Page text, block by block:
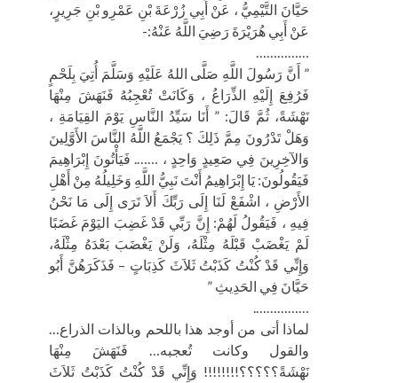
حَيَّانَ التَّيْمِيُّ ، عَنْ أَبِي زُرْعَةَ بْنِ عَمْرِو بْنِ جَرِيرٍ،
عَنْ أَبِي هُرَيْرَةَ رَضِيَ اللَّهُ عَنْهُ:-
……………
” أَنَّ رَسُولَ اللَّهِ صَلَّى اللهُ عَلَيْهِ وَسَلَّمَ أُتِيَ بِلَحْمٍ
فَرُفِعَ إِلَيْهِ الذِّرَاعُ ، وَكَانَتْ تُعْجِبُهُ فَنَهَشَ مِنْهَا
نَهْشَةً، ثُمَّ قَالَ: ” أَنَا سَيِّدُ النَّاسِ يَوْمَ القِيَامَةِ ،
وَهَلْ تَدْرُونَ مِمَّ ذَلِكَ ؟ يَجْمَعُ اللَّهُ النَّاسَ الأَوَّلِينَ
وَالآخِرِينَ فِي صَعِيدٍ وَاحِدٍ ، ……. فَيَأْتُونَ إِبْرَاهِيمَ
فَيَقُولُونَ: يَا إِبْرَاهِيمُ أَنْتَ نَبِيُّ اللَّهِ وَخَلِيلُهُ مِنْ أَهْلِ
الأَرْضِ ، اشْفَعْ لَنَا إِلَى رَبِّكَ أَلاَ تَرَى إِلَى مَا نَحْنُ
فِيهِ ، فَيَقُولُ لَهُمْ: إِنَّ رَبِّي قَدْ غَضِبَ اليَوْمَ غَضَبًا
لَمْ يَغْضَبْ قَبْلَهُ مِثْلَهُ، وَلَنْ يَغْضَبَ بَعْدَهُ مِثْلَهُ،
وَإِنِّي قَدْ كُنْتُ كَذَبْتُ ثَلاَثَ كَذِبَاتٍ – فَذَكَرَهُنَّ أَبُو
حَيَّانَ فِي الحَدِيثِ ”
…………….
لماذا أتى من أوجد هذا باللحم وبالذات الذراع…
والقول وكانت تُعجبه… فَنَهَشَ مِنْهَا
نَهْشَةً؟؟؟؟؟!!!!!!!! وَإِنِّي قَدْ كُنْتُ كَذَبْتُ ثَلاَثَ